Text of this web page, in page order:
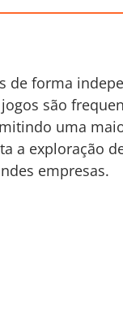
de forma
são
uma
a exploração
empresas.